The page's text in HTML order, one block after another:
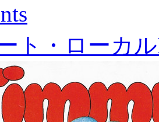
ト・ローカル